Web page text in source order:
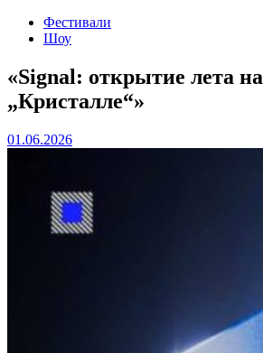
Фестивали
Шоу
«Signal: открытие лета на
„Кристалле“»
01.06.2026